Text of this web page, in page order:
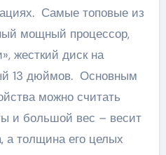
Самые топовые из
мощный процессор,
жесткий диск на
13 дюймов. Основным
можно считать
и большой вес – весит
а толщина его целых